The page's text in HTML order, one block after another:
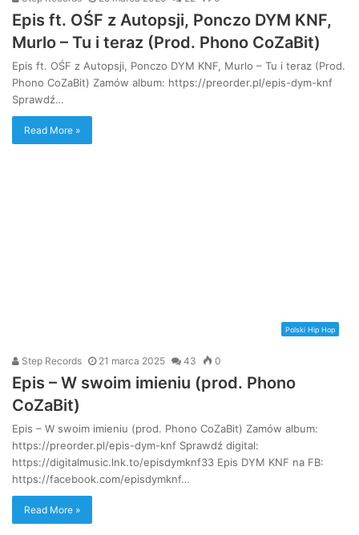
Epis ft. OŚF z Autopsji, Ponczo DYM KNF,
Murlo – Tu i teraz (Prod. Phono CoZaBit)
Epis ft. OŚF z Autopsji, Ponczo DYM KNF, Murlo – Tu i teraz (Prod.
Phono CoZaBit) Zamów album: https://preorder.pl/epis-dym-knf
Sprawdź…
Read More »
Polski Hip Hop
Step Records 21 marca 2025 43 0
Epis – W swoim imieniu (prod. Phono
CoZaBit)
Epis – W swoim imieniu (prod. Phono CoZaBit) Zamów album:
https://preorder.pl/epis-dym-knf Sprawdź digital:
https://digitalmusic.lnk.to/episdymknf33 Epis DYM KNF na FB:
https://facebook.com/episdymknf…
Read More »